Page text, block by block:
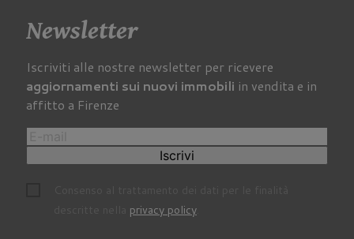
Newsletter
Iscriviti alle nostre newsletter per ricevere
aggiornamenti sui nuovi immobili in vendita e in
affitto a Firenze
Iscrivi
privacy policy.